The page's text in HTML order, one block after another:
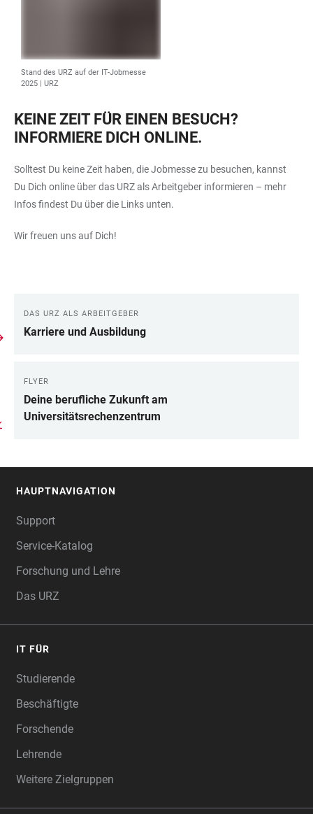
Stand des URZ auf der IT-Jobmesse
2025 | URZ
KEINE ZEIT FÜR EINEN BESUCH?
INFORMIERE DICH ONLINE.
Solltest Du keine Zeit haben, die Jobmesse zu besuchen, kannst
Du Dich online über das URZ als Arbeitgeber informieren – mehr
Infos findest Du über die Links unten.
Wir freuen uns auf Dich!
LINKS
DAS URZ ALS ARBEITGEBER
Karriere und Ausbildung
FLYER
Deine berufliche Zukunft am
Universitätsrechenzentrum
HAUPTNAVIGATION
Support
Service-Katalog
Forschung und Lehre
Das URZ
IT FÜR
Studierende
Beschäftigte
Forschende
Lehrende
Weitere Zielgruppen